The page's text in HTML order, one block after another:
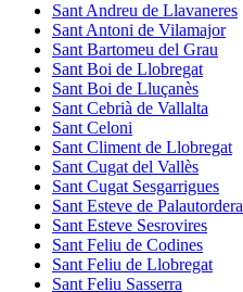
Sant Andreu de Llavaneres
Sant Antoni de Vilamajor
Sant Bartomeu del Grau
Sant Boi de Llobregat
Sant Boi de Lluçanès
Sant Cebrià de Vallalta
Sant Celoni
Sant Climent de Llobregat
Sant Cugat del Vallès
Sant Cugat Sesgarrigues
Sant Esteve de Palautordera
Sant Esteve Sesrovires
Sant Feliu de Codines
Sant Feliu de Llobregat
Sant Feliu Sasserra